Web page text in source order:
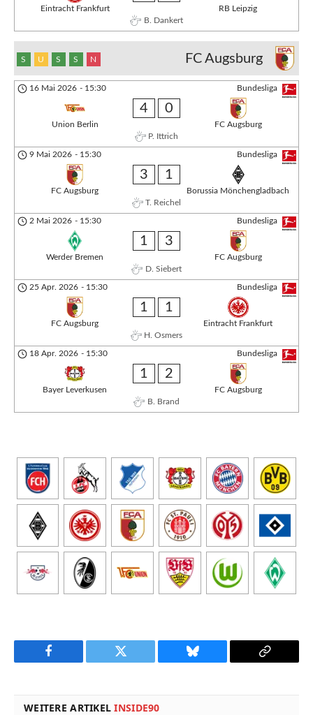
Eintracht Frankfurt
RB Leipzig
B. Dankert
FC Augsburg
S U S S N
Bundesliga
16 Mai 2026 - 15:30
Union Berlin
4 0
FC Augsburg
P. Ittrich
Bundesliga
9 Mai 2026 - 15:30
FC Augsburg
3 1
Borussia Mönchengladbach
T. Reichel
Bundesliga
2 Mai 2026 - 15:30
Werder Bremen
1 3
FC Augsburg
D. Siebert
Bundesliga
25 Apr. 2026 - 15:30
FC Augsburg
1 1
Eintracht Frankfurt
H. Osmers
Bundesliga
18 Apr. 2026 - 15:30
Bayer Leverkusen
1 2
FC Augsburg
B. Brand
Facebook Twitter Bluesky
Copy
WEITERE ARTIKELINSIDE90